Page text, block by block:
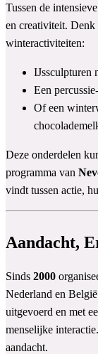
Tussen de
en creativiteit.
winteractiviteiten:
IJssculpturen
Een
Of een
Deze onderdelen
programma van
vindt tussen actie,
Aandacht,
Sinds 2000
Nederland en
uitgevoerd en met
menselijke
aandacht.